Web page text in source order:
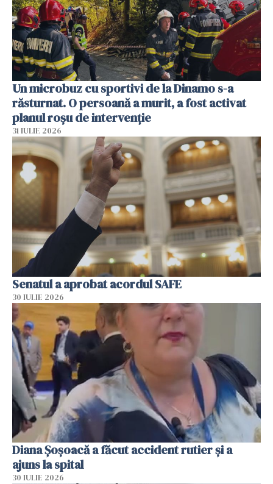
Un microbuz cu sportivi de la Dinamo s-a
răsturnat. O persoană a murit, a fost activat
planul roșu de intervenție
31 IULIE 2026
Senatul a aprobat acordul SAFE
30 IULIE 2026
Diana Șoșoacă a făcut accident rutier și a
ajuns la spital
30 IULIE 2026